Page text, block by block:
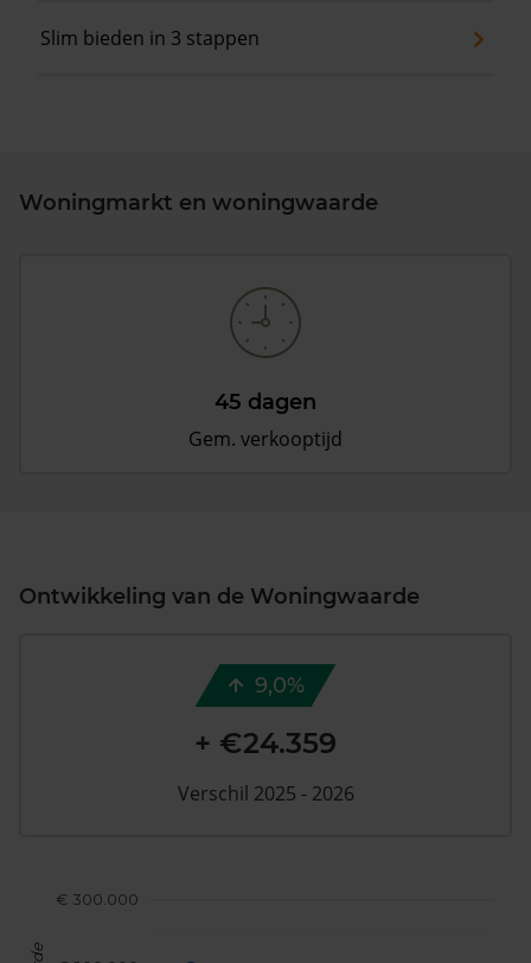
Slim bieden in 3 stappen
Woningmarkt en woningwaarde
45 dagen
Gem. verkooptijd
Ontwikkeling van de Woningwaarde
€ 300.000
9,0%
+ €24.359
Verschil 2025 - 2026